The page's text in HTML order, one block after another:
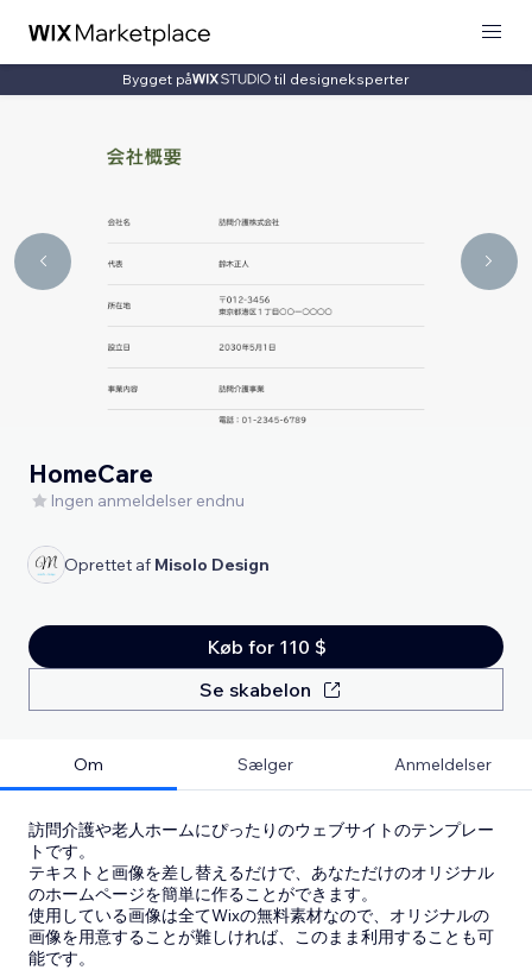
Bygget på til designeksperter
HomeCare
Ingen anmeldelser endnu
Oprettet af Misolo Design
Køb for 110 $
Se skabelon
Om Sælger Anmeldelser
訪問介護や老人ホームにぴったりのウェブサイトのテンプレー
トです。
テキストと画像を差し替えるだけで、あなただけのオリジナル
のホームページを簡単に作ることができます。
使用している画像は全てWixの無料素材なので、オリジナルの
画像を用意することが難しければ、このまま利用することも可
能です。